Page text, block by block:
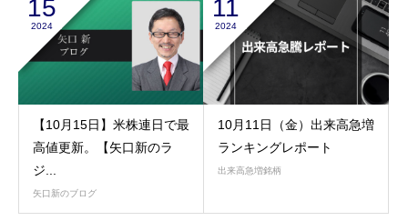
15
2024
【10月15日】米株連日で最
高値更新。【矢口新のラ
ジ...
矢口新のブログ
11
2024
10月11日（金）出来高急増
ランキングレポート
出来高急増銘柄